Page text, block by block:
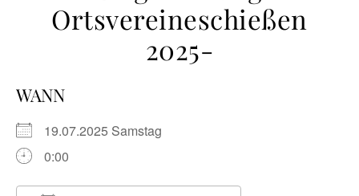
Ortsvereineschießen
2025-
WANN
19.07.2025 Samstag
0:00